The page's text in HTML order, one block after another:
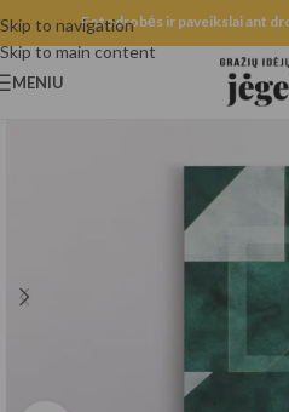
Skip to navigation
Skip to main content
Fotodrobės ir paveikslai ant
MENIU